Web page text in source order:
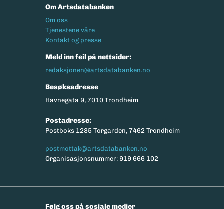
Om Artsdatabanken
Footermeny
Om oss
Tjenestene våre
Kontakt og presse
Meld inn feil på nettsider:
redaksjonen@artsdatabanken.no
Besøksadresse
Havnegata 9, 7010 Trondheim
Postadresse:
Postboks 1285 Torgarden, 7462 Trondheim
postmottak@artsdatabanken.no
Organisasjonsnummer: 919 666 102
Følg oss på sosiale medier